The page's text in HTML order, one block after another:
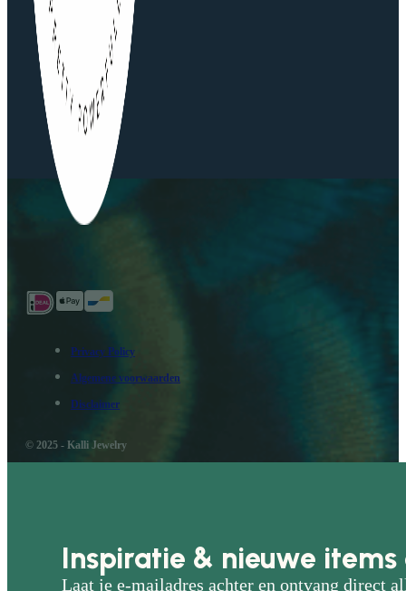
Privacy Policy
Algemene voorwaarden
Disclaimer
© 2025 - Kalli Jewelry
Inspiratie & nieuwe
Laat je e-mailadres achter en ontvang direct